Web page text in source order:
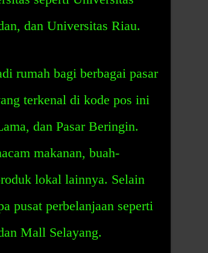
dan Universitas Riau.
rumah bagi berbagai pasar
terkenal di kode pos ini
dan Pasar Beringin.
makanan, buah-
lokal lainnya. Selain
pusat perbelanjaan seperti
Mall Selayang.